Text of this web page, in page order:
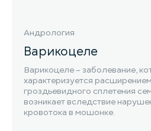
Андрология
Варикоцеле
Варикоцеле – заболевание,
характеризуется
гроздьевидного сплетения
возникает вследствие
кровотока в мошонке.